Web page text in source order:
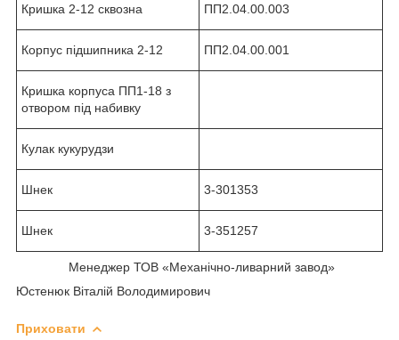
Кришка 2-12 сквозна ПП2.04.00.003
Корпус підшипника 2-12 ПП2.04.00.001
Кришка корпуса ПП1-18 з
отвором під набивку
Кулак кукурудзи
Шнек 3-301353
Шнек 3-351257
Менеджер ТОВ «Механічно-ливарний завод»
Юстенюк Віталій Володимирович
Приховати